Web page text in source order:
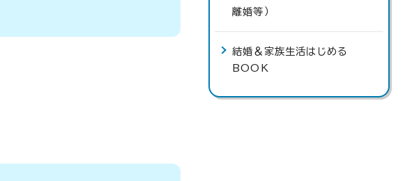
離婚等）
結婚＆家族生活はじめる
BOOK